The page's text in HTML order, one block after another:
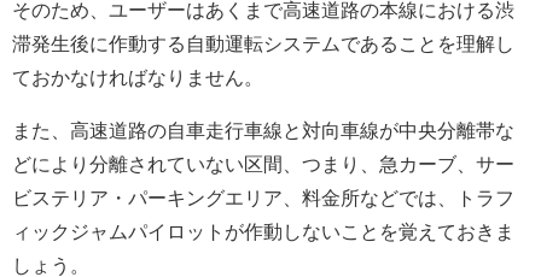
そのため、ユーザーはあくまで高速道路の本線における渋
滞発生後に作動する自動運転システムであることを理解し
ておかなければなりません。
また、高速道路の自車走行車線と対向車線が中央分離帯な
どにより分離されていない区間、つまり、急カーブ、サー
ビステリア・パーキングエリア、料金所などでは、トラフ
ィックジャムパイロットが作動しないことを覚えておきま
しょう。